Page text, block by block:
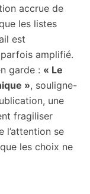
accrue de
les listes
est
amplifié.
garde : « Le
», souligne-
une
fragiliser
l’attention se
les choix ne